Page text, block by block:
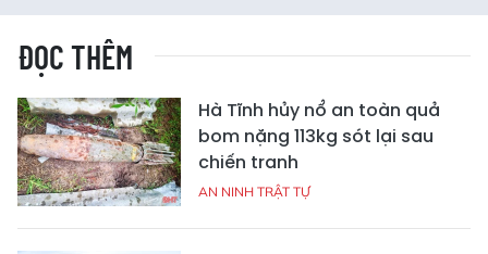
ĐỌC THÊM
Hà Tĩnh hủy nổ an toàn quả
bom nặng 113kg sót lại sau
chiến tranh
AN NINH TRẬT TỰ